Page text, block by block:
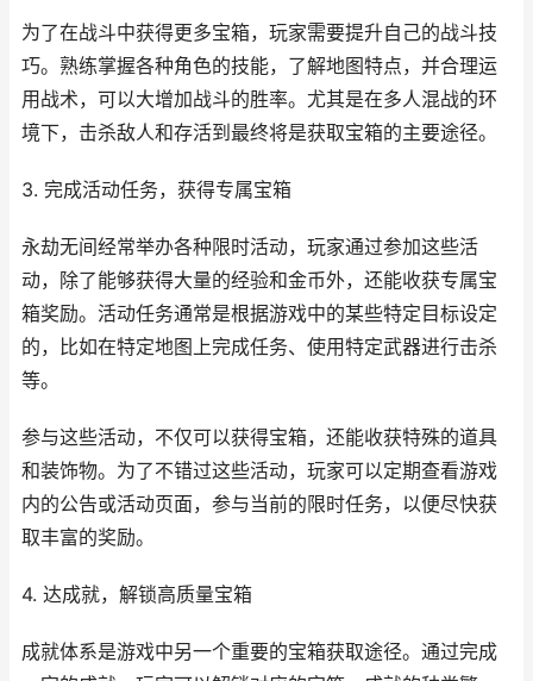
为了在战斗中获得更多宝箱，玩家需要提升自己的战斗技
巧。熟练掌握各种角色的技能，了解地图特点，并合理运
用战术，可以大增加战斗的胜率。尤其是在多人混战的环
境下，击杀敌人和存活到最终将是获取宝箱的主要途径。
3. 完成活动任务，获得专属宝箱
永劫无间经常举办各种限时活动，玩家通过参加这些活
动，除了能够获得大量的经验和金币外，还能收获专属宝
箱奖励。活动任务通常是根据游戏中的某些特定目标设定
的，比如在特定地图上完成任务、使用特定武器进行击杀
等。
参与这些活动，不仅可以获得宝箱，还能收获特殊的道具
和装饰物。为了不错过这些活动，玩家可以定期查看游戏
内的公告或活动页面，参与当前的限时任务，以便尽快获
取丰富的奖励。
4. 达成就，解锁高质量宝箱
成就体系是游戏中另一个重要的宝箱获取途径。通过完成